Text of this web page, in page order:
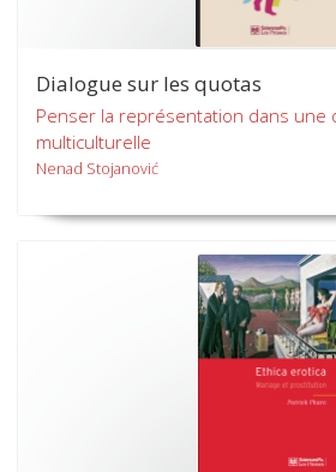
Dialogue sur les quotas
Penser la représentation dans une
multiculturelle
Nenad Stojanović